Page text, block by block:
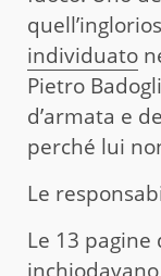
individuato
Pietro
d’armata e
perché lui
Le
Le 13 pagine